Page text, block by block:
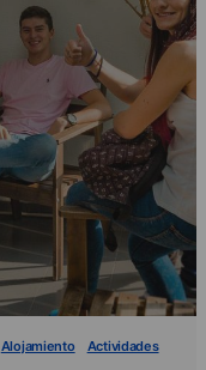
Alojamiento Actividades